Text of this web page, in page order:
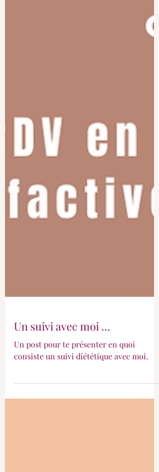
Un suivi avec moi ...